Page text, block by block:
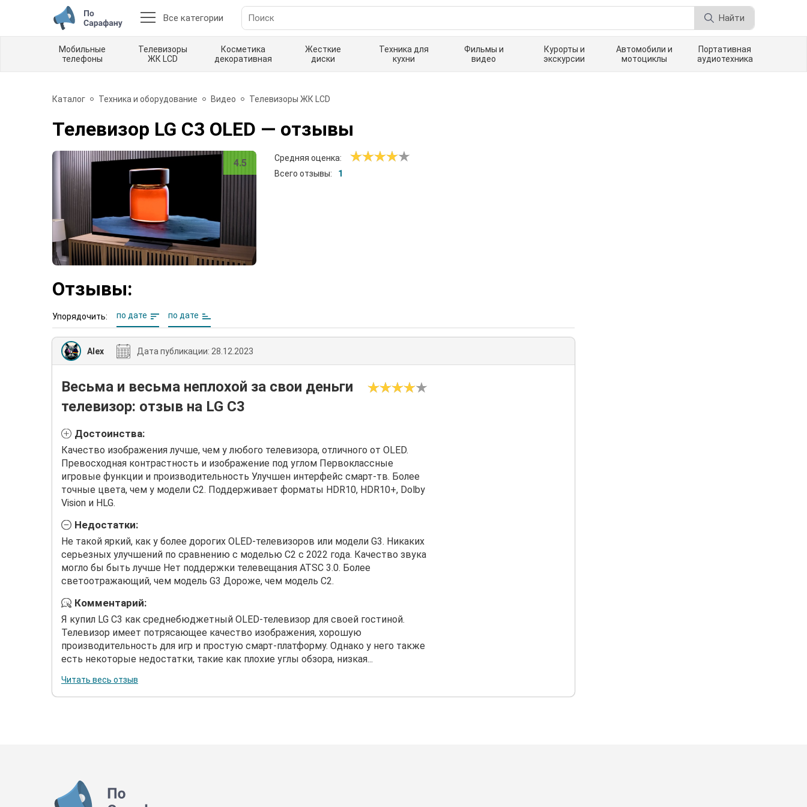
Все категории Найти
Мобильные
телефоны
Телевизоры
ЖК LCD
Косметика
декоративная
Жесткие
диски
Техника для
кухни
Фильмы и
видео
Курорты и
экскурсии
Автомобили и
мотоциклы
Портативная
аудиотехника
Каталог Техника и оборудование Видео Телевизоры ЖК LCD
Телевизор LG C3 OLED — отзывы
4.5
Средняя оценка:
Всего отзывы:
1
Отзывы:
Упорядочить: по дате по дате
Alex Дата публикации: 28.12.2023
Весьма и весьма неплохой за свои деньги
телевизор: отзыв на LG C3
Достоинства:
Качество изображения лучше, чем у любого телевизора, отличного от OLED.
Превосходная контрастность и изображение под углом Первоклассные
игровые функции и производительность Улучшен интерфейс смарт-тв. Более
точные цвета, чем у модели C2. Поддерживает форматы HDR10, HDR10+, Dolby
Vision и HLG.
Недостатки:
Не такой яркий, как у более дорогих OLED-телевизоров или модели G3. Никаких
серьезных улучшений по сравнению с моделью C2 с 2022 года. Качество звука
могло бы быть лучше Нет поддержки телевещания ATSC 3.0. Более
светоотражающий, чем модель G3 Дороже, чем модель C2.
Комментарий:
Я купил LG C3 как среднебюджетный OLED-телевизор для своей гостиной.
Телевизор имеет потрясающее качество изображения, хорошую
производительность для игр и простую смарт-платформу. Однако у него также
есть некоторые недостатки, такие как плохие углы обзора, низкая...
Читать весь отзыв